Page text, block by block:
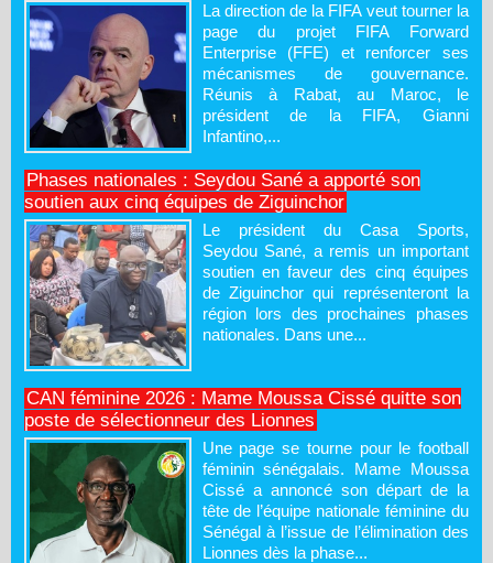
La direction de la FIFA veut tourner la
page du projet FIFA Forward
Enterprise (FFE) et renforcer ses
mécanismes de gouvernance.
Réunis à Rabat, au Maroc, le
président de la FIFA, Gianni
Infantino,...
Phases nationales : Seydou Sané a apporté son
soutien aux cinq équipes de Ziguinchor
Le président du Casa Sports,
Seydou Sané, a remis un important
soutien en faveur des cinq équipes
de Ziguinchor qui représenteront la
région lors des prochaines phases
nationales. Dans une...
CAN féminine 2026 : Mame Moussa Cissé quitte son
poste de sélectionneur des Lionnes
Une page se tourne pour le football
féminin sénégalais. Mame Moussa
Cissé a annoncé son départ de la
tête de l’équipe nationale féminine du
Sénégal à l’issue de l’élimination des
Lionnes dès la phase...